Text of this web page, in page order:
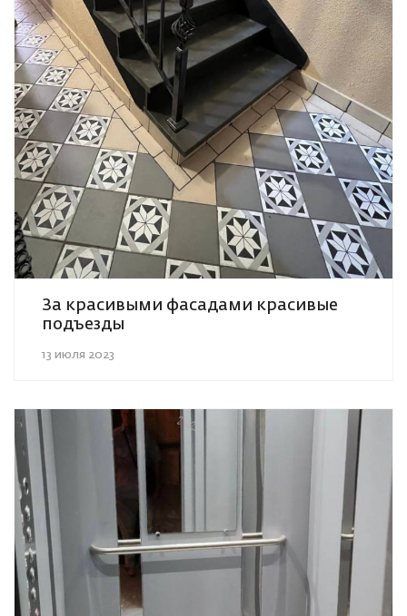
За красивыми фасадами красивые
подъезды
13 июля 2023